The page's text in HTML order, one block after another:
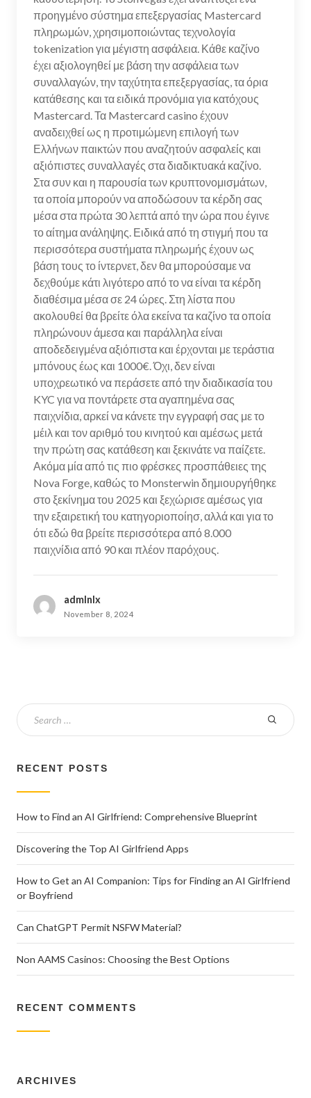
προηγμένο σύστημα επεξεργασίας Mastercard
πληρωμών, χρησιμοποιώντας τεχνολογία
tokenization για μέγιστη ασφάλεια. Κάθε καζίνο
έχει αξιολογηθεί με βάση την ασφάλεια των
συναλλαγών, την ταχύτητα επεξεργασίας, τα όρια
κατάθεσης και τα ειδικά προνόμια για κατόχους
Mastercard. Τα Mastercard casino έχουν
αναδειχθεί ως η προτιμώμενη επιλογή των
Ελλήνων παικτών που αναζητούν ασφαλείς και
αξιόπιστες συναλλαγές στα διαδικτυακά καζίνο.
Στα συν και η παρουσία των κρυπτονομισμάτων,
τα οποία μπορούν να αποδώσουν τα κέρδη σας
μέσα στα πρώτα 30 λεπτά από την ώρα που έγινε
το αίτημα ανάληψης. Ειδικά από τη στιγμή που τα
περισσότερα συστήματα πληρωμής έχουν ως
βάση τους το ίντερνετ, δεν θα μπορούσαμε να
δεχθούμε κάτι λιγότερο από το να είναι τα κέρδη
διαθέσιμα μέσα σε 24 ώρες. Στη λίστα που
ακολουθεί θα βρείτε όλα εκείνα τα καζίνο τα οποία
πληρώνουν άμεσα και παράλληλα είναι
αποδεδειγμένα αξιόπιστα και έρχονται με τεράστια
μπόνους έως και 1000€. Όχι, δεν είναι
υποχρεωτικό να περάσετε από την διαδικασία του
KYC για να ποντάρετε στα αγαπημένα σας
παιχνίδια, αρκεί να κάνετε την εγγραφή σας με το
μέιλ και τον αριθμό του κινητού και αμέσως μετά
την πρώτη σας κατάθεση και ξεκινάτε να παίζετε.
Ακόμα μία από τις πιο φρέσκες προσπάθειες της
Nova Forge, καθώς το Monsterwin δημιουργήθηκε
στο ξεκίνημα του 2025 και ξεχώρισε αμέσως για
την εξαιρετική του κατηγοριοποίησ, αλλά και για το
ότι εδώ θα βρείτε περισσότερα από 8.000
παιχνίδια από 90 και πλέον παρόχους.
admlnlx
November 8, 2024
RECENT POSTS
How to Find an AI Girlfriend: Comprehensive Blueprint
Discovering the Top AI Girlfriend Apps
How to Get an AI Companion: Tips for Finding an AI Girlfriend
or Boyfriend
Can ChatGPT Permit NSFW Material?
Non AAMS Casinos: Choosing the Best Options
RECENT COMMENTS
ARCHIVES